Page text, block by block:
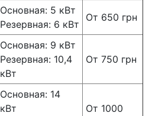
Основная: 5 кВт
Резервная: 6 кВт
От 650 грн
Основная: 9 кВт
Резервная: 10,4
кВт
От 750 грн
Основная: 14
кВт
От 1000